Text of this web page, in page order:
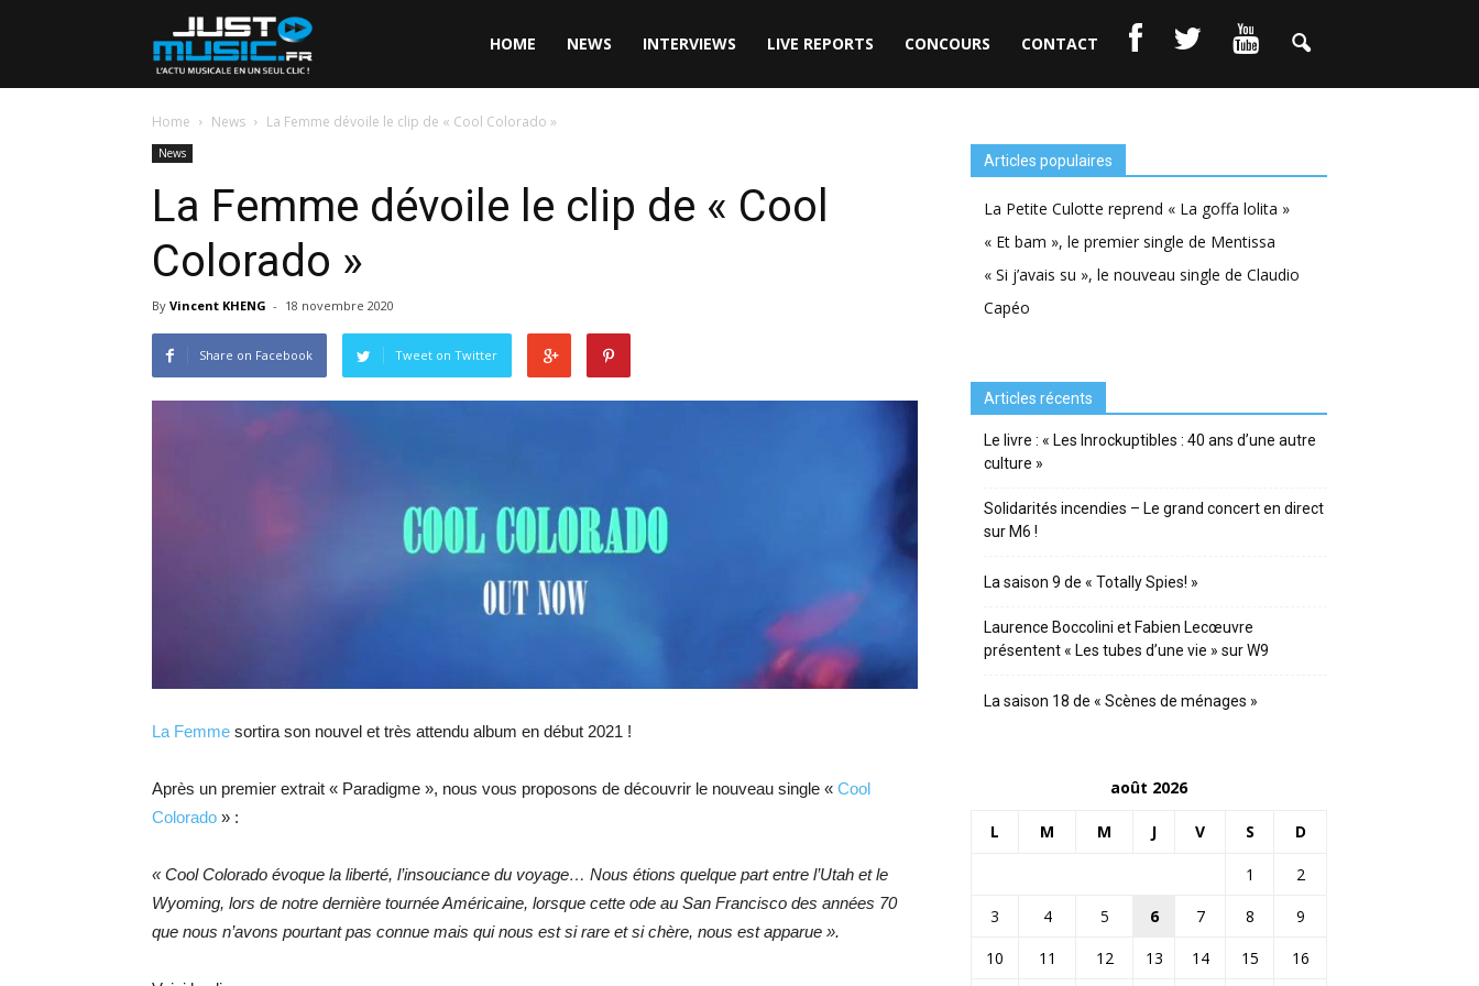
HOME NEWS INTERVIEWS LIVE REPORTS CONCOURS CONTACT
Home News La Femme dévoile le clip de « Cool Colorado »
News
La Femme dévoile le clip de « Cool
Colorado »
By Vincent KHENG - 18 novembre 2020
Share on Facebook Tweet on Twitter
La Femme sortira son nouvel et très attendu album en début 2021 !
Après un premier extrait « Paradigme », nous vous proposons de découvrir le nouveau single « Cool
Colorado » :
« Cool Colorado évoque la liberté, l’insouciance du voyage… Nous étions quelque part entre l’Utah et le
Wyoming, lors de notre dernière tournée Américaine, lorsque cette ode au San Francisco des années 70
que nous n’avons pourtant pas connue mais qui nous est si rare et si chère, nous est apparue ».
Articles populaires
La Petite Culotte reprend « La goffa lolita »
« Et bam », le premier single de Mentissa
« Si j’avais su », le nouveau single de Claudio
Capéo
Articles récents
Le livre : « Les Inrockuptibles : 40 ans d’une autre
culture »
Solidarités incendies – Le grand concert en direct
sur M6 !
La saison 9 de « Totally Spies! »
Laurence Boccolini et Fabien Lecœuvre
présentent « Les tubes d’une vie » sur W9
La saison 18 de « Scènes de ménages »
août 2026
L M M J V S D
1
2
3
4 5 6 7 8
9
10
11 12 13 14 15 16